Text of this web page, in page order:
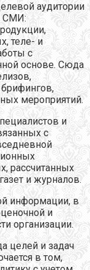
аудитории
СМИ:
теле- и
с
основе. Сюда
мероприятий.
и
с
рассчитанных
и журналов.
информации, в
и
организации.
целей и задач
в том,